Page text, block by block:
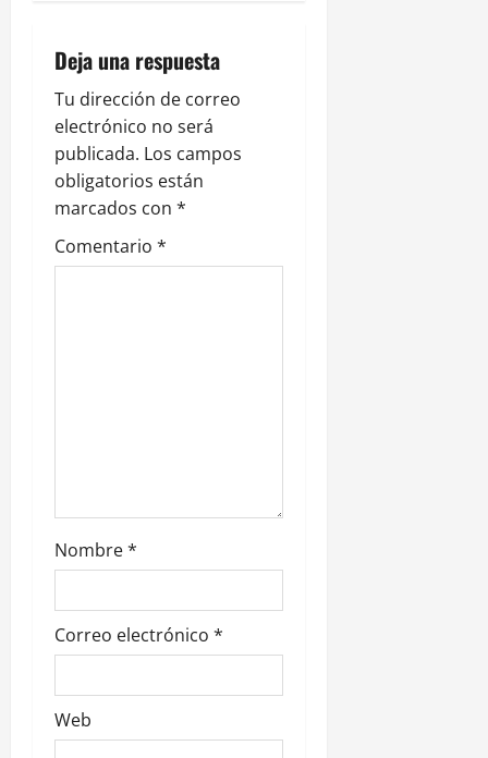
n
d
e
e
n
s
Deja una respuesta
Tu dirección de correo
electrónico no será
publicada. Los campos
obligatorios están
marcados con *
Comentario *
Nombre*
Correo electrónico *
Web